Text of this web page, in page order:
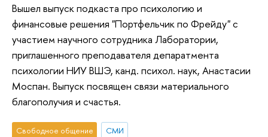
Вышел выпуск подкаста про психологию и
финансовые решения "Портфельчик по Фрейду" с
участием научного сотрудника Лаборатории,
приглашенного преподавателя депаратмента
психологии НИУ ВШЭ, канд. психол. наук, Анастасии
Моспан. Выпуск посвящен связи материального
благополучия и счастья.
Свободное общение СМИ